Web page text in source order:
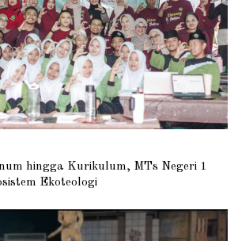
hingga Kurikulum, MTs Negeri 1
Ekoteologi